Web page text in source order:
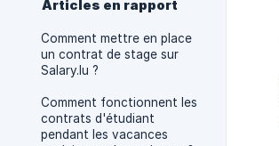
Articles en rapport
Comment mettre en place
un contrat de stage sur
Salary.lu ?
Comment fonctionnent les
contrats d'étudiant
pendant les vacances